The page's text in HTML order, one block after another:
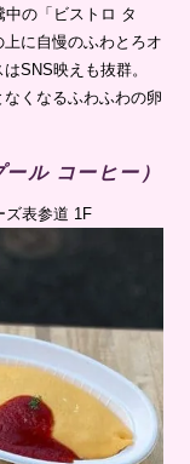
の「ビストロ タ
に自慢のふわとろオ
SNS映えも抜群。
くなるふわふわの卵
ル コーヒー）
ズ表参道 1F